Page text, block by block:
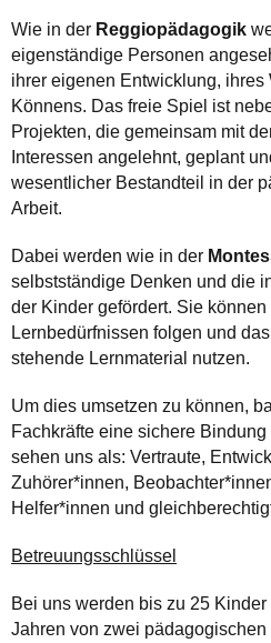
Wie in der Reggiopädagogik
eigenständige Personen
ihrer eigenen Entwicklung, ihres
Könnens. Das freie Spiel ist
Projekten, die gemeinsam mit
Interessen angelehnt, geplant
wesentlicher Bestandteil in der
Dabei werden wie in der
selbstständige Denken und die
der Kinder gefördert. Sie
Lernbedürfnissen folgen und
stehende Lernmaterial nutzen.
Um dies umsetzen zu können,
Fachkräfte eine sichere
sehen uns als: Vertraute,
Zuhörer*innen,
Helfer*innen und
Betreuungsschlüssel
Bei uns werden bis zu 25
Jahren von zwei pädagogischen